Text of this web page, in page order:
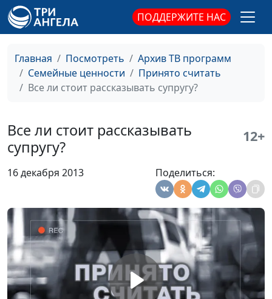
ПОДДЕРЖИТЕ НАС
Главная Посмотреть
Архив ТВ программ
Семейные ценности
Принято считать
Все ли стоит рассказывать супругу?
Все ли стоит рассказывать
супругу?
12+
16 декабря 2013 Поделиться:
консультант
Как правильно
Мария Рожкова,
Нейкурс, семейный
консультант
#308
Нейкурс, семейный
Ребенок идет в садик
Мария Рожкова,
Лидия Дмитриевна
Нейкурс, семейный
консультант
Ребенок - инвалид
Мария Рожкова,
Лидия Дмитриевна
Нейкурс, семейный
консультант